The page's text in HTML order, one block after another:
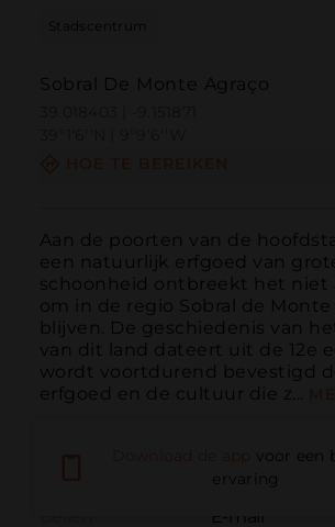
Stadscentrum
Sobral De Monte Agraço
Aan de poorten van de
een natuurlijk erfgoed van
schoonheid ontbreekt het niet
om in de regio Sobral de Monte
blijven. De geschiedenis van
van dit land dateert uit de 12e
wordt voortdurend bevestigd
erfgoed en de cultuur die z...
E-mail
voor een
ervaring